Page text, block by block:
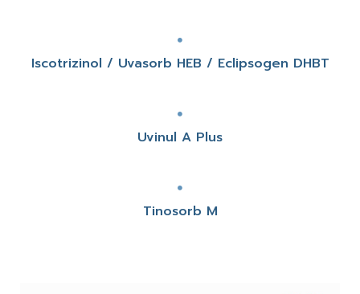
Iscotrizinol / Uvasorb HEB / Eclipsogen DHBT
Uvinul A Plus
Tinosorb M